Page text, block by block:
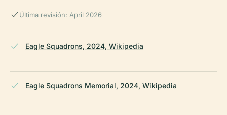
Última revisión: April 2026
Eagle Squadrons, 2024, Wikipedia
Eagle Squadrons Memorial, 2024, Wikipedia